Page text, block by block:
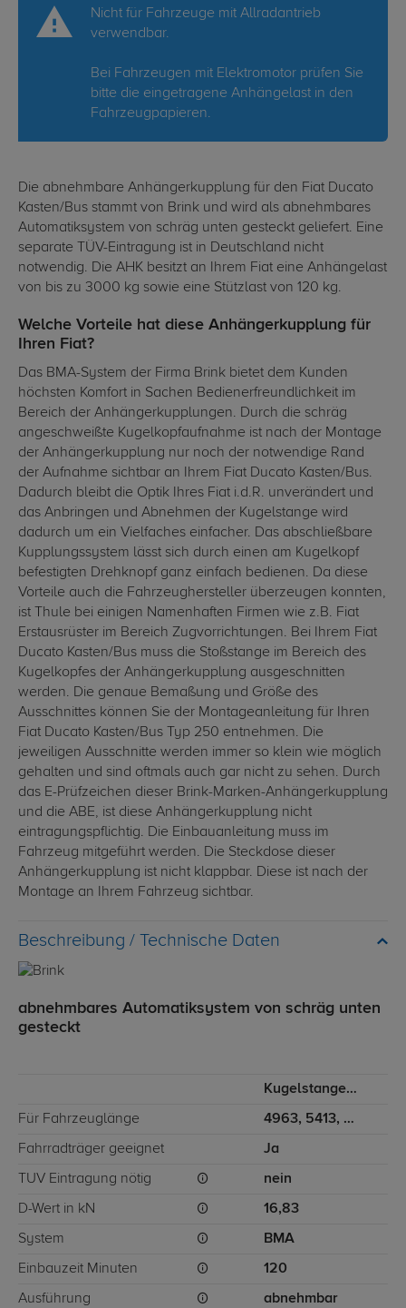
Nicht für Fahrzeuge mit Allradantrieb
verwendbar.
Bei Fahrzeugen mit Elektromotor prüfen Sie
bitte die eingetragene Anhängelast in den
Fahrzeugpapieren.
Die abnehmbare Anhängerkupplung für den Fiat Ducato
Kasten/Bus stammt von Brink und wird als abnehmbares
Automatiksystem von schräg unten gesteckt geliefert. Eine
separate TÜV-Eintragung ist in Deutschland nicht
notwendig. Die AHK besitzt an Ihrem Fiat eine Anhängelast
von bis zu 3000 kg sowie eine Stützlast von 120 kg.
Welche Vorteile hat diese Anhängerkupplung für
Ihren Fiat?
Das BMA-System der Firma Brink bietet dem Kunden
höchsten Komfort in Sachen Bedienerfreundlichkeit im
Bereich der Anhängerkupplungen. Durch die schräg
angeschweißte Kugelkopfaufnahme ist nach der Montage
der Anhängerkupplung nur noch der notwendige Rand
der Aufnahme sichtbar an Ihrem Fiat Ducato Kasten/Bus.
Dadurch bleibt die Optik Ihres Fiat i.d.R. unverändert und
das Anbringen und Abnehmen der Kugelstange wird
dadurch um ein Vielfaches einfacher. Das abschließbare
Kupplungssystem lässt sich durch einen am Kugelkopf
befestigten Drehknopf ganz einfach bedienen. Da diese
Vorteile auch die Fahrzeughersteller überzeugen konnten,
ist Thule bei einigen Namenhaften Firmen wie z.B. Fiat
Erstausrüster im Bereich Zugvorrichtungen. Bei Ihrem Fiat
Ducato Kasten/Bus muss die Stoßstange im Bereich des
Kugelkopfes der Anhängerkupplung ausgeschnitten
werden. Die genaue Bemaßung und Größe des
Ausschnittes können Sie der Montageanleitung für Ihren
Fiat Ducato Kasten/Bus Typ 250 entnehmen. Die
jeweiligen Ausschnitte werden immer so klein wie möglich
gehalten und sind oftmals auch gar nicht zu sehen. Durch
das E-Prüfzeichen dieser Brink-Marken-Anhängerkupplung
und die ABE, ist diese Anhängerkupplung nicht
eintragungspflichtig. Die Einbauanleitung muss im
Fahrzeug mitgeführt werden. Die Steckdose dieser
Anhängerkupplung ist nicht klappbar. Diese ist nach der
Montage an Ihrem Fahrzeug sichtbar.
Technische Daten
abnehmbares Automatiksystem von schräg unten
gesteckt
Kugelstange von schräg unten gesteckt
Für Fahrzeuglänge 4963, 5413, 5998, 6363
Fahrradträger geeignet Ja
TÜV Eintragung nötig nein
D-Wert in kN 16,83
System BMA
Einbauzeit Minuten 120
Ausführung abnehmbar